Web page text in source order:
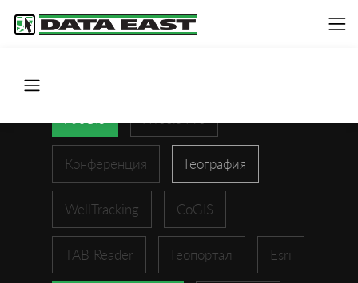
Конференция География
WellTracking CoGIS
TAB Reader Геопортал Esri